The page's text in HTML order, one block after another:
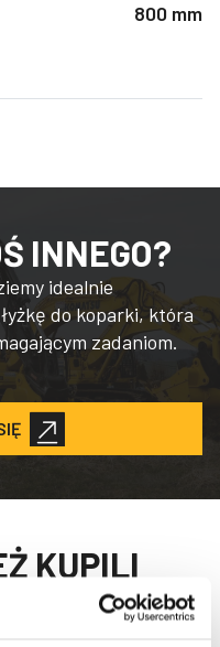
800 mm
INNEGO?
idealnie
do koparki, która
zadaniom.
KUPILI